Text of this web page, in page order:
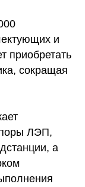
и
приобретать
сокращая
ЛЭП,
а